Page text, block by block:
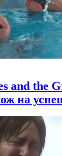
and the
на